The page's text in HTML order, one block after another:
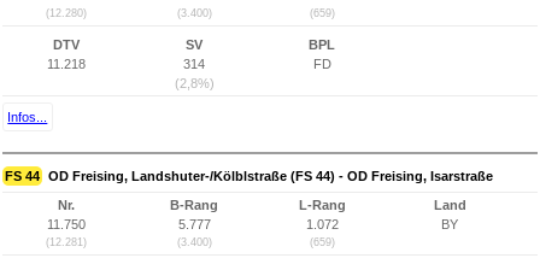
(12.280) (3.400) (659)
DTV
11.218
SV
314
(2,8%)
BPL
FD
Infos...
FS 44 OD Freising, Landshuter-/Kölblstraße (FS 44) - OD Freising, Isarstraße
Nr.
11.750
(12.281)
B-Rang
5.777
(3.400)
L-Rang
1.072
(659)
Land
BY